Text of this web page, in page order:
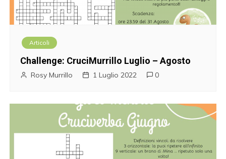
Articoli
Challenge: CruciMurrillo Luglio – Agosto
Rosy Murrillo 1 Luglio 2022 0